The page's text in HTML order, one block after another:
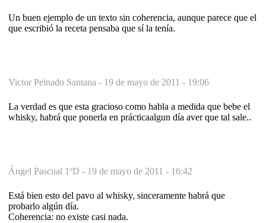
Un buen ejemplo de un texto sin coherencia, aunque parece que el
que escribió la receta pensaba que sí la tenía.
Victor Peinado Santana - 19 de mayo de 2011 - 19:06
La verdad es que esta gracioso como habla a medida que bebe el
whisky, habrá que ponerla en prácticaalgun día aver que tal sale..
Ángel Pascual 1ºD - 19 de mayo de 2011 - 16:42
Está bien esto del pavo al whisky, sinceramente habrá que
probarlo algún día.
Coherencia: no existe casi nada.